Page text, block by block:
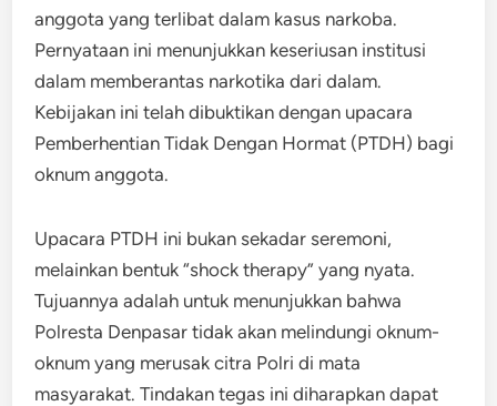
anggota yang terlibat dalam kasus narkoba.
Pernyataan ini menunjukkan keseriusan institusi
dalam memberantas narkotika dari dalam.
Kebijakan ini telah dibuktikan dengan upacara
Pemberhentian Tidak Dengan Hormat (PTDH) bagi
oknum anggota.
Upacara PTDH ini bukan sekadar seremoni,
melainkan bentuk “shock therapy” yang nyata.
Tujuannya adalah untuk menunjukkan bahwa
Polresta Denpasar tidak akan melindungi oknum-
oknum yang merusak citra Polri di mata
masyarakat. Tindakan tegas ini diharapkan dapat